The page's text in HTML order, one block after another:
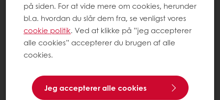
på siden. For at vide mere om cookies, herunder
bl.a. hvordan du slår dem fra, se venligst vores
cookie politik. Ved at klikke på ”jeg accepterer
alle cookies” accepterer du brugen af alle
cookies.
Jeg accepterer alle cookies